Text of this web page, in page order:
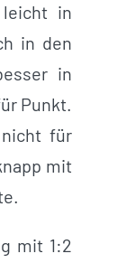
in
in den
in
Punkt.
für
mit
mit 1:2